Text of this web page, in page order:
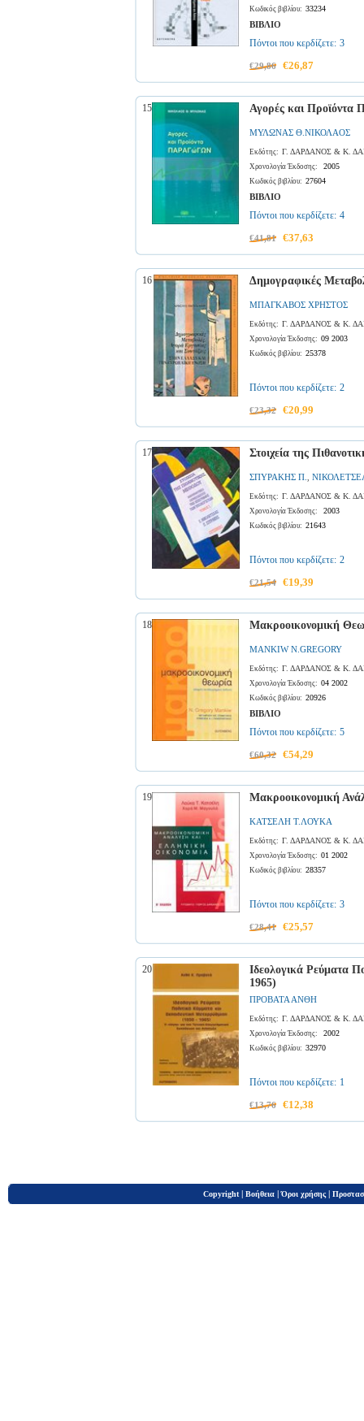
Κωδικός βιβλίου: 33234
ΒΙΒΛΙΟ
Πόντοι που κερδίζετε: 3
€29,86 €26,87
15 Αγορές και Προϊόντα
ΜΥΛΩΝΑΣ Θ.ΝΙΚΟΛΑΟΣ
Εκδότης: Γ. ΔΑΡΔΑΝΟΣ & Κ.
Χρονολογία Έκδοσης: 2005
Κωδικός βιβλίου: 27604
ΒΙΒΛΙΟ
Πόντοι που κερδίζετε: 4
€41,81 €37,63
16 Δημογραφικές
ΜΠΑΓΚΑΒΟΣ ΧΡΗΣΤΟΣ
Εκδότης: Γ. ΔΑΡΔΑΝΟΣ & Κ.
Χρονολογία Έκδοσης: 09 2003
Κωδικός βιβλίου: 25378
Πόντοι που κερδίζετε: 2
€23,32 €20,99
17 Στοιχεία της
ΣΠΥΡΑΚΗΣ Π.
Εκδότης: Γ. ΔΑΡΔΑΝΟΣ & Κ.
Χρονολογία Έκδοσης: 2003
Κωδικός βιβλίου: 21643
Πόντοι που κερδίζετε: 2
€21,54 €19,39
18 Μακροοικονομική
MANKIW N.GREGORY
Εκδότης: Γ. ΔΑΡΔΑΝΟΣ & Κ.
Χρονολογία Έκδοσης: 04 2002
Κωδικός βιβλίου: 20926
ΒΙΒΛΙΟ
Πόντοι που κερδίζετε: 5
€60,32 €54,29
19 Μακροοικονομική
ΚΑΤΣΕΛΗ Τ.ΛΟΥΚΑ
Εκδότης: Γ. ΔΑΡΔΑΝΟΣ & Κ.
Χρονολογία Έκδοσης: 01 2002
Κωδικός βιβλίου: 28357
Πόντοι που κερδίζετε: 3
€28,41 €25,57
20
Ιδεολογικά Ρεύματα
1965)
ΠΡΟΒΑΤΑ ΑΝΘΗ
Εκδότης: Γ. ΔΑΡΔΑΝΟΣ & Κ.
Χρονολογία Έκδοσης: 2002
Κωδικός βιβλίου: 32970
Πόντοι που κερδίζετε: 1
€13,76 €12,38
Copyright | Βοήθεια |Όροι χρήσης |